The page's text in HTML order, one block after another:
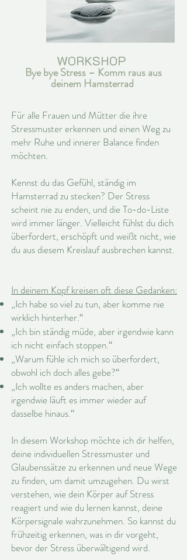
WORKSHOP
Bye bye Stress – Komm raus aus
deinem Hamsterrad
Für alle Frauen und Mütter die ihre
Stressmuster erkennen und einen Weg zu
mehr Ruhe und innerer Balance finden
möchten.
Kennst du das Gefühl, ständig im
Hamsterrad zu stecken? Der Stress
scheint nie zu enden, und die To-do-Liste
wird immer länger. Vielleicht fühlst du dich
überfordert, erschöpft und weißt nicht, wie
du aus diesem Kreislauf ausbrechen kannst.
In deinem Kopf kreisen oft diese Gedanken:
„Ich habe so viel zu tun, aber komme nie
wirklich hinterher.“
„Ich bin ständig müde, aber irgendwie kann
ich nicht einfach stoppen.“
„Warum fühle ich mich so überfordert,
obwohl ich doch alles gebe?“
„Ich wollte es anders machen, aber
irgendwie läuft es immer wieder auf ​
dasselbe hinaus.“
In diesem Workshop möchte ich dir helfen,
deine individuellen Stressmuster und
Glaubenssätze zu erkennen und neue Wege
zu finden, um damit umzugehen. Du wirst
verstehen, wie dein Körper auf Stress
reagiert und wie du lernen kannst, deine
Körpersignale wahrzunehmen. So kannst du
frühzeitig erkennen, was in dir vorgeht,
bevor der Stress überwältigend wird.